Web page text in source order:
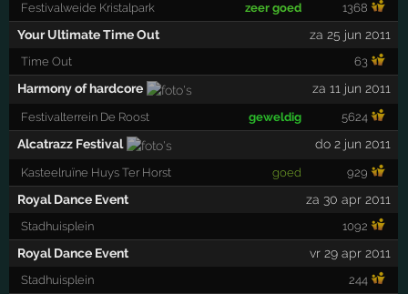
Festivalweide Kristalpark zeer goed 1368
Your Ultimate Time Out za 25 jun 2011
Time Out 63
Harmony of hardcore za 11 jun 2011
Festivalterrein De Roost geweldig 5624
Alcatrazz Festival do 2 jun 2011
Kasteelruïne Huys Ter Horst goed 929
Royal Dance Event za 30 apr 2011
Stadhuisplein 1092
Royal Dance Event vr 29 apr 2011
Stadhuisplein 244